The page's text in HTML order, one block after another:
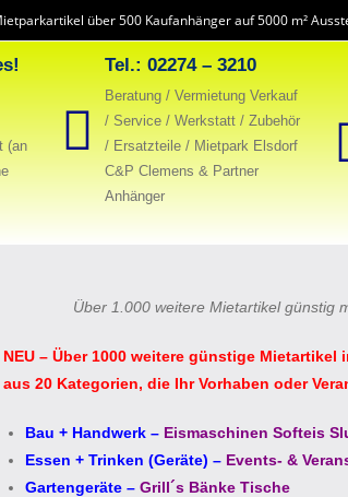
über 500 Kaufanhänger auf 5000 m²
(an
Tel.: 02274 – 3210
Beratung / Vermietung Verkauf
/ Service / Werkstatt / Zubehör
/ Ersatzteile / Mietpark Elsdorf
C&P Clemens & Partner
Anhänger
Über 1.000 weitere Mietartikel günstig
NEU – Über 1000 weitere günstige Mietartikel
aus 20 Kategorien, die Ihr Vorhaben oder
Bau + Handwerk – Eismaschinen Softeis
Essen + Trinken (Geräte) – Events- &
Gartengeräte – Grill´s Bänke Tische